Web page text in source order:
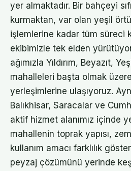
yer almaktadır. Bir bahçeyi
kurmaktan, var olan yeşil
işlemlerine kadar tüm süreci
ekibimizle tek elden
ağımızla Yıldırım, Beyazıt,
mahalleleri başta olmak
yerleşimlerine ulaşıyoruz.
Balıkhisar, Saracalar ve
aktif hizmet alanımız içinde
mahallenin toprak yapısı,
kullanım amacı farklılık
peyzaj çözümünü yerinde